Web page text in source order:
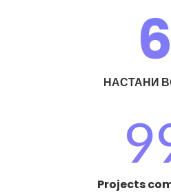
6
НАСТАНИ
Projects